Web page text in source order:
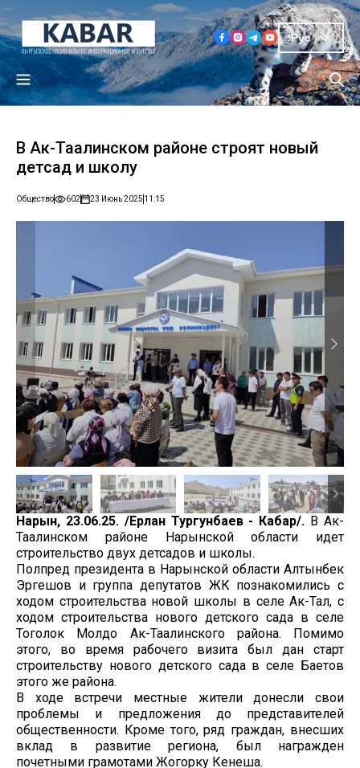
Рус
В Ак-Таалинском районе строят новый
детсад и школу
Общество 602 23 Июнь 2025 11:15
Нарын, 23.06.25. /Ерлан Тургунбаев - Кабар/. В Ак-
Таалинском районе Нарынской области идет
строительство двух детсадов и школы.
Полпред президента в Нарынской области Алтынбек
Эргешов и группа депутатов ЖК познакомились с
ходом строительства новой школы в селе Ак-Тал, с
ходом строительства нового детского сада в селе
Тоголок Молдо Ак-Таалинского района. Помимо
этого, во время рабочего визита был дан старт
строительству нового детского сада в селе Баетов
этого же района.
В ходе встречи местные жители донесли свои
проблемы и предложения до представителей
общественности. Кроме того, ряд граждан, внесших
вклад в развитие региона, был награжден
почетными грамотами Жогорку Кенеша.